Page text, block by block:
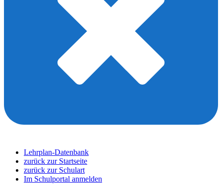
Lehrplan-Datenbank
zurück zur Startseite
zurück zur Schulart
Im Schulportal anmelden